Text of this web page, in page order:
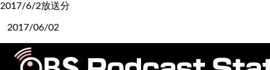
2017/6/2放送分
2017/06/02